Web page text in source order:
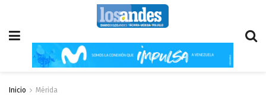
Inicio Mérida